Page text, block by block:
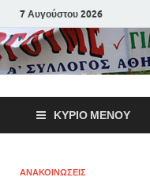
7 Αυγούστου 2026
ΚΎΡΙΟ ΜΕΝΟΎ
ΑΝΑΚΟΙΝΩΣΕΙΣ